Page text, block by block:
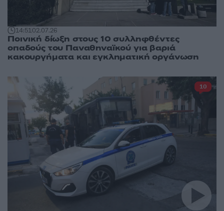
14:5102.07.26
Ποινική δίωξη στους 10 συλληφθέντες
οπαδούς του Παναθηναϊκού για βαριά
κακουργήματα και εγκληματική οργάνωση
10